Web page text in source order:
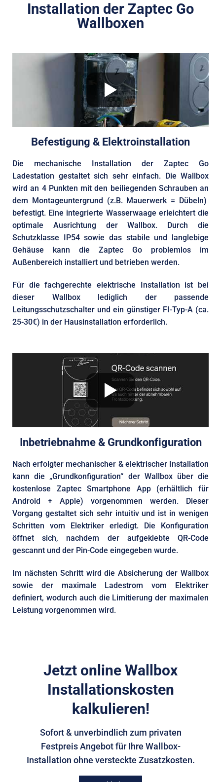
Installation der Zaptec Go
Wallboxen
Befestigung & Elektroinstallation
Die mechanische Installation der Zaptec Go
Ladestation gestaltet sich sehr einfach. Die Wallbox
wird an 4 Punkten mit den beiliegenden Schrauben an
dem Montageuntergrund (z.B. Mauerwerk = Dübeln)
befestigt. Eine integrierte Wasserwaage erleichtert die
optimale Ausrichtung der Wallbox. Durch die
Schutzklasse IP54 sowie das stabile und langlebige
Gehäuse kann die Zaptec Go problemlos im
Außenbereich installiert und betrieben werden.
Für die fachgerechte elektrische Installation ist bei
dieser Wallbox lediglich der passende
Leitungsschutzschalter und ein günstiger FI-Typ-A (ca.
25-30€) in der Hausinstallation erforderlich.
Inbetriebnahme & Grundkonfiguration
Nach erfolgter mechanischer & elektrischer Installation
kann die „Grundkonfiguration“ der Wallbox über die
kostenlose Zaptec Smartphone App (erhältlich für
Android + Apple) vorgenommen werden. Dieser
Vorgang gestaltet sich sehr intuitiv und ist in wenigen
Schritten vom Elektriker erledigt. Die Konfiguration
öffnet sich, nachdem der aufgeklebte QR-Code
gescannt und der Pin-Code eingegeben wurde.
Im nächsten Schritt wird die Absicherung der Wallbox
sowie der maximale Ladestrom vom Elektriker
definiert, wodurch auch die Limitierung der maximalen
Leistung vorgenommen wird.
Jetzt online Wallbox
Installationskosten
kalkulieren!
Sofort & unverbindlich zum privaten
Festpreis Angebot für Ihre Wallbox-
Installation ohne versteckte Zusatzkosten.